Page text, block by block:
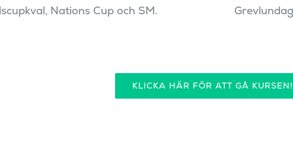
Nations Cup och SM.
KLICKA HÄR FÖR ATT GÅ KURSEN!